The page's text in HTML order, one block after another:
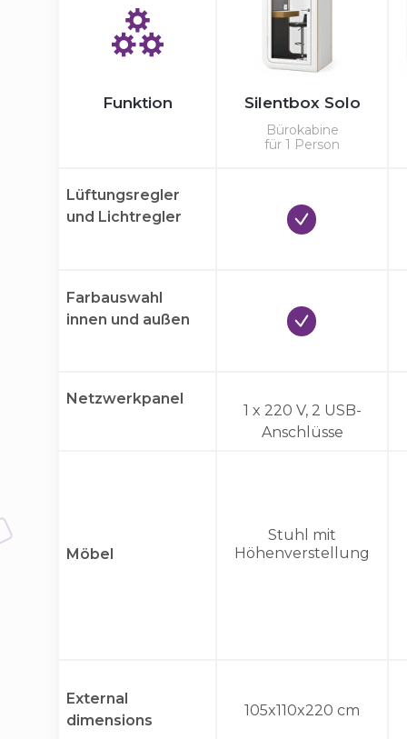
Lüftungsregler
und Lichtregler
Farbauswahl
innen und außen
Netzwerkpanel
Silentbox Solo
1 x 220 V, 2 USB-
Anschlüsse
Funktion
Möbel
Bürokabine
für 1 Person
External
dimensions
105x110x220 cm
Stuhl mit
Höhenverstellung